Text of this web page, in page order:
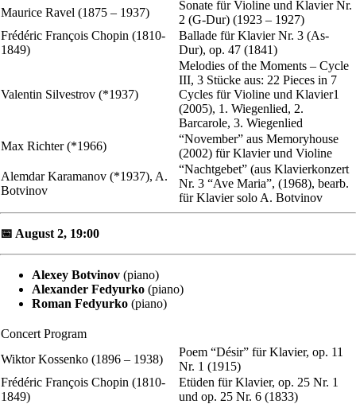
Maurice Ravel (1875 – 1937)
Sonate für Violine und Klavier Nr.
2 (G-Dur) (1923 – 1927)
Frédéric François Chopin (1810-
1849)
Ballade für Klavier Nr. 3 (As-
Dur), op. 47 (1841)
Valentin Silvestrov (*1937)
Melodies of the Moments – Cycle
III, 3 Stücke aus: 22 Pieces in 7
Cycles für Violine und Klavier1
(2005), 1. Wiegenlied, 2.
Barcarole, 3. Wiegenlied
Max Richter (*1966)
“November” aus Memoryhouse
(2002) für Klavier und Violine
Alemdar Karamanov (*1937), A.
Botvinov
“Nachtgebet” (aus Klavierkonzert
Nr. 3 “Ave Maria”, (1968), bearb.
für Klavier solo A. Botvinov
📅 August 2, 19:00
Alexey Botvinov (piano)
Alexander Fedyurko (piano)
Roman Fedyurko (piano)
Concert Program
Wiktor Kossenko (1896 – 1938)
Poem “Désir” für Klavier, op. 11
Nr. 1 (1915)
Frédéric François Chopin (1810-
1849)
Etüden für Klavier, op. 25 Nr. 1
und op. 25 Nr. 6 (1833)